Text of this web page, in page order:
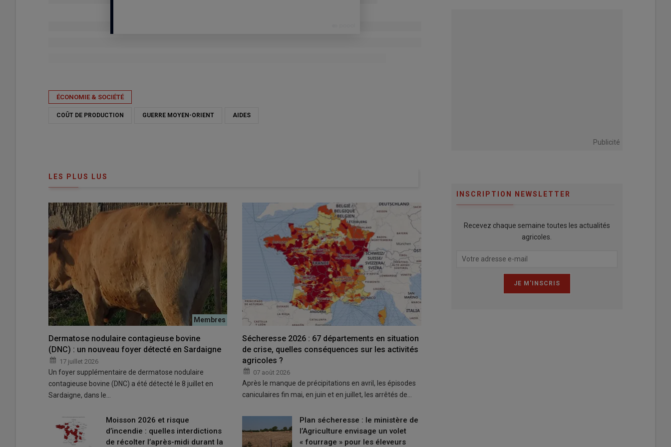
Le gouvernement précise que sur l’aide de 15 centimes annoncée pour le gouvernement sur le GNR agricole pour le
mois de mai, 3,86 centimes sont issus du droit d’accise et 11,14 centimes constituent une aide directe.
© David Laisney
Remboursement de 15 centimes par litre de GNR en mai : comment faire la demande ?
Report des paiements des cotisations MSA pour les exploitations agricoles fragilisées par la hausse du prix
du GNR agricole : quelles modalités ?
Prise en charge exceptionnelle de cotisations MSA : comment faire la demande ?
ÉCONOMIE & SOCIÉTÉ
COÛT DE PRODUCTION GUERRE MOYEN-ORIENT AIDES
Publicité
LES PLUS LUS
Dermatose nodulaire contagieuse bovine
(DNC) : un nouveau foyer détecté en Sardaigne
17 juillet 2026
Un foyer supplémentaire de dermatose nodulaire
contagieuse bovine (DNC) a été détecté le 8 juillet en
Sardaigne, dans le…
Sécheresse 2026 : 67 départements en situation
de crise, quelles conséquences sur les activités
agricoles ?
07 août 2026
Après le manque de précipitations en avril, les épisodes
caniculaires fin mai, en juin et en juillet, les arrêtés de…
Moisson 2026 et risque
d’incendie : quelles interdictions
de récolter l’après-midi durant la
Plan sécheresse : le ministère de
l’Agriculture envisage un volet
« fourrage » pour les éleveurs
INSCRIPTION NEWSLETTER
Recevez chaque semaine toutes les actualités
agricoles.